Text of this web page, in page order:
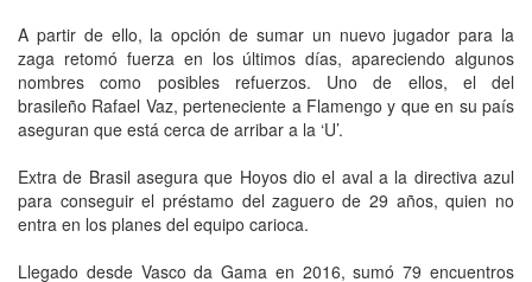
A partir de ello, la opción de sumar un nuevo jugador para la
zaga retomó fuerza en los últimos días, apareciendo algunos
nombres como posibles refuerzos. Uno de ellos, el del
brasileño Rafael Vaz, perteneciente a Flamengo y que en su país
aseguran que está cerca de arribar a la ‘U’.
Extra de Brasil asegura que Hoyos dio el aval a la directiva azul
para conseguir el préstamo del zaguero de 29 años, quien no
entra en los planes del equipo carioca.
Llegado desde Vasco da Gama en 2016, sumó 79 encuentros